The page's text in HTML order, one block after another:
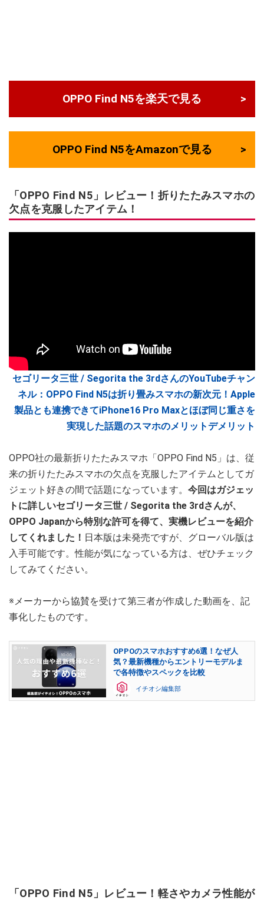
OPPO Find N5を楽天で見る
OPPO Find N5をAmazonで見る
「OPPO Find N5」レビュー！折りたたみスマホの
欠点を克服したアイテム！
セゴリータ三世 / Segorita the 3rdさんのYouTubeチャン
ネル：OPPO Find N5は折り畳みスマホの新次元！Apple
製品とも連携できてiPhone16 Pro Maxとほぼ同じ重さを
実現した話題のスマホのメリットデメリット
OPPO社の最新折りたたみスマホ「OPPO Find N5」は、従
来の折りたたみスマホの欠点を克服したアイテムとしてガ
ジェット好きの間で話題になっています。 今回はガジェッ
トに詳しいセゴリータ三世 / Segorita the 3rdさんが、
OPPO Japanから特別な許可を得て、実機レビューを紹介
してくれました！ 日本版は未発売ですが、グローバル版は
入手可能です。性能が気になっている方は、ぜひチェック
してみてください。
※メーカーから協賛を受けて第三者が作成した動画を、記
事化したものです。
OPPOのスマホおすすめ6選！なぜ人
気？最新機種からエントリーモデルま
で各特徴やスペックを比較
イチオシ編集部
「OPPO Find N5」レビュー！軽さやカメラ性能が